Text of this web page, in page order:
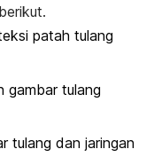
patah tulang
gambar tulang
tulang dan jaringan